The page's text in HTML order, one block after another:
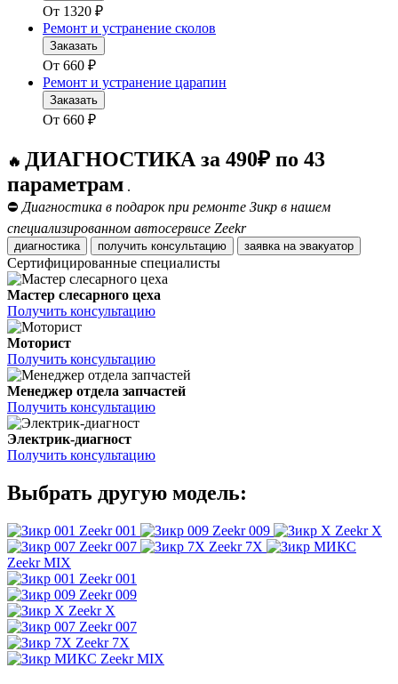
От 1320 ₽
Ремонт и устранение сколов
Заказать
От 660 ₽
Ремонт и устранение царапин
Заказать
От 660 ₽
🔥 ДИАГНОСТИКА за 490₽ по 43
параметрам .
⛔ Диагностика в подарок при ремонте Зикр в нашем
специализированном автосервисе Zeekr
диагностика получить консультацию заявка на эвакуатор
Сертифицированные специалисты
Мастер слесарного цеха
Получить консультацию
Моторист
Получить консультацию
Менеджер отдела запчастей
Получить консультацию
Электрик-диагност
Получить консультацию
Выбрать другую модель:
Zeekr 001 Zeekr 009
Zeekr X
Zeekr 007
Zeekr 7X
Zeekr MIX
Zeekr 001
Zeekr 009
Zeekr X
Zeekr 007
Zeekr 7X
Zeekr MIX